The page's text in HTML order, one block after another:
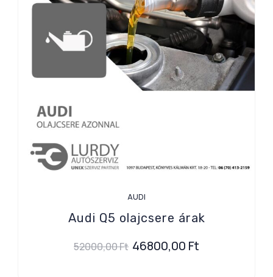
AUDI
Audi Q5 olajcsere árak
52000,00Ft 46800,00 Ft